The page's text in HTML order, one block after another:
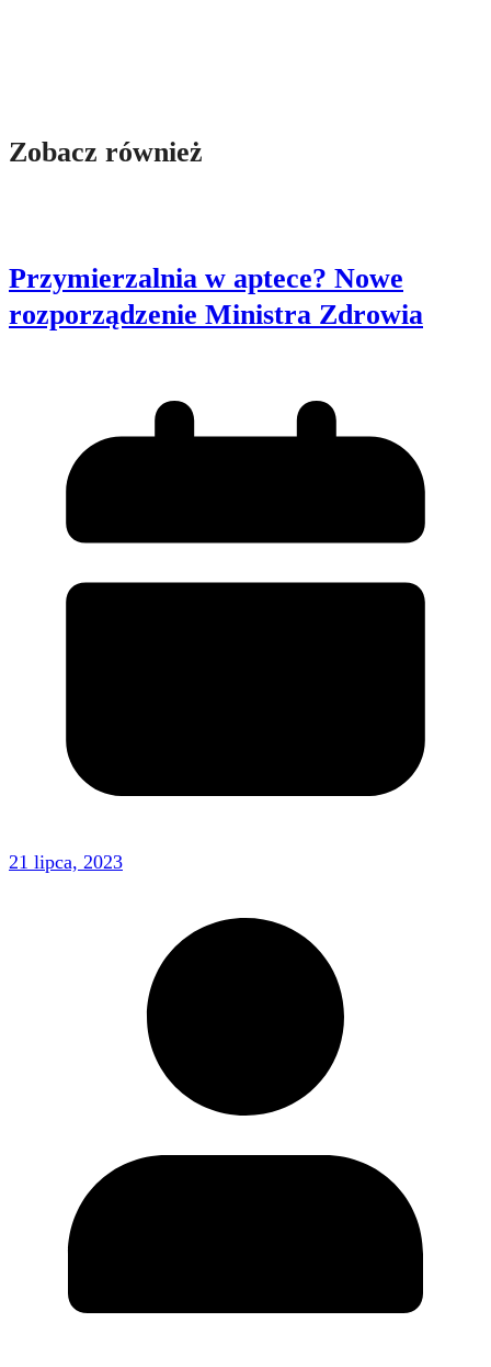
Zobacz również
Przymierzalnia w aptece? Nowe
rozporządzenie Ministra Zdrowia
21 lipca, 2023